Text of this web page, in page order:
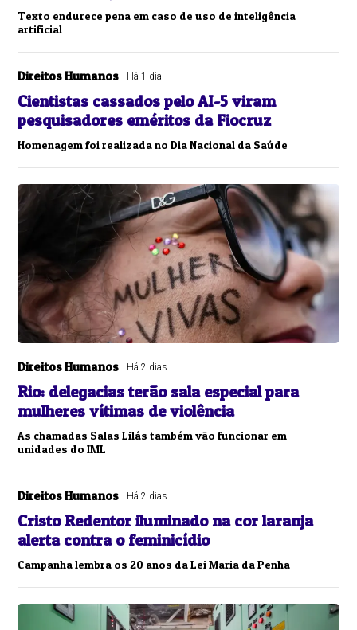
Texto endurece pena em caso de uso de inteligência
artificial
Direitos Humanos Há 1 dia
Cientistas cassados pelo AI-5 viram
pesquisadores eméritos da Fiocruz
Homenagem foi realizada no Dia Nacional da Saúde
Direitos Humanos Há 2 dias
Rio: delegacias terão sala especial para
mulheres vítimas de violência
As chamadas Salas Lilás também vão funcionar em
unidades do IML
Direitos Humanos Há 2 dias
Cristo Redentor iluminado na cor laranja
alerta contra o feminicídio
Campanha lembra os 20 anos da Lei Maria da Penha